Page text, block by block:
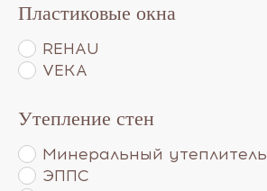
Пластиковые окна
REHAU
VEKA
Утепление стен
Минеральный утеплитель
ЭППС